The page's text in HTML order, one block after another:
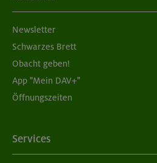
Newsletter
Schwarzes Brett
Obacht geben!
App "Mein DAV+"
Öffnungszeiten
Services